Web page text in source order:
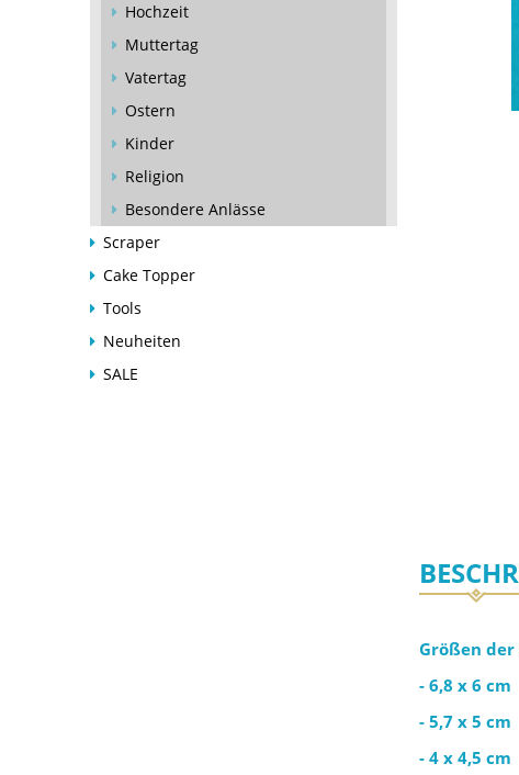
Hochzeit
Muttertag
Vatertag
Ostern
Kinder
Religion
Besondere Anlässe
Scraper
Cake Topper
Tools
Neuheiten
SALE
Größen der
- 6,8 x 6 cm
- 5,7 x 5 cm
- 4 x 4,5 cm